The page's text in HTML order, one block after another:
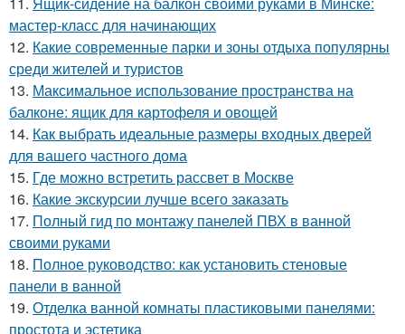
мастер-класс для начинающих
12. Какие современные парки и зоны отдыха популярны
среди жителей и туристов
13. Максимальное использование пространства на
балконе: ящик для картофеля и овощей
14. Как выбрать идеальные размеры входных дверей
для вашего частного дома
15. Где можно встретить рассвет в Москве
16. Какие экскурсии лучше всего заказать
17. Полный гид по монтажу панелей ПВХ в ванной
своими руками
18. Полное руководство: как установить стеновые
панели в ванной
19. Отделка ванной комнаты пластиковыми панелями:
простота и эстетика